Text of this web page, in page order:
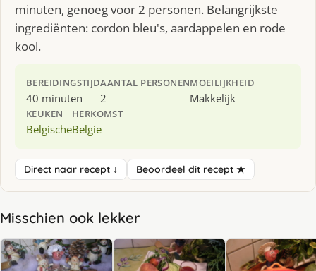
minuten, genoeg voor 2 personen. Belangrijkste
ingrediënten: cordon bleu's, aardappelen en rode
kool.
BEREIDINGSTIJD
40 minuten
AANTAL PERSONEN
2
MOEILIJKHEID
Makkelijk
KEUKEN
Belgische
HERKOMST
Belgie
Direct naar recept ↓ Beoordeel dit recept ★
Misschien ook lekker